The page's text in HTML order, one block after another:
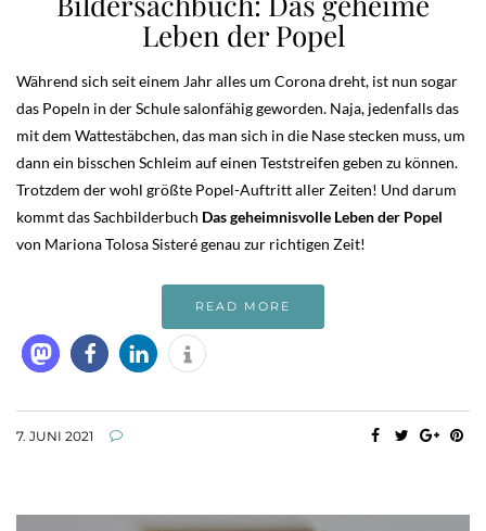
Leben der Popel
Während sich seit einem Jahr alles um Corona dreht, ist nun sogar
das Popeln in der Schule salonfähig geworden. Naja, jedenfalls das
mit dem Wattestäbchen, das man sich in die Nase stecken muss, um
dann ein bisschen Schleim auf einen Teststreifen geben zu können.
Trotzdem der wohl größte Popel-Auftritt aller Zeiten! Und darum
kommt das Sachbilderbuch Das geheimnisvolle Leben der Popel
von Mariona Tolosa Sisteré genau zur richtigen Zeit!
READ MORE
7. JUNI 2021